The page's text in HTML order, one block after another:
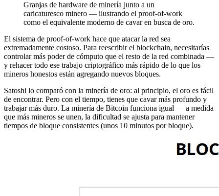
Granjas de hardware de minería junto a un
caricaturesco minero — ilustrando el proof-of-work
como el equivalente moderno de cavar en busca de oro.
El sistema de proof-of-work hace que atacar la red sea
extremadamente costoso. Para reescribir el blockchain, necesitarías
controlar más poder de cómputo que el resto de la red combinada —
y rehacer todo ese trabajo criptográfico más rápido de lo que los
mineros honestos están agregando nuevos bloques.
Satoshi lo comparó con la minería de oro: al principio, el oro es fácil
de encontrar. Pero con el tiempo, tienes que cavar más profundo y
trabajar más duro. La minería de Bitcoin funciona igual — a medida
que más mineros se unen, la dificultad se ajusta para mantener
tiempos de bloque consistentes (unos 10 minutos por bloque).